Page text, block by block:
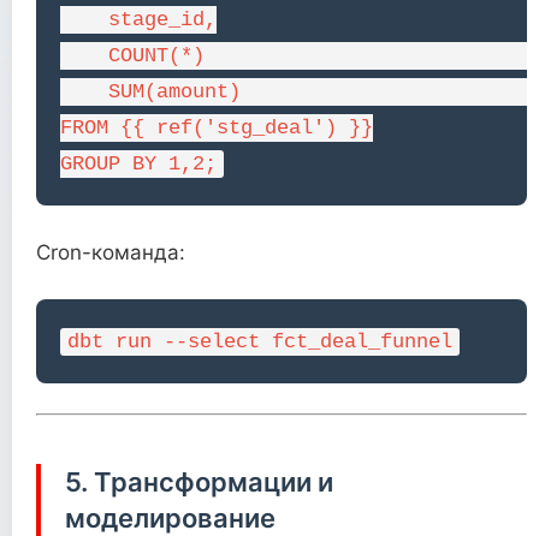
    stage_id,
COUNT(*)
SUM(amount)
FROM {{ ref('stg_deal') }}
GROUP BY 1,2;
Cron-команда:
dbt run --select fct_deal_funnel
5. Трансформации и
моделирование